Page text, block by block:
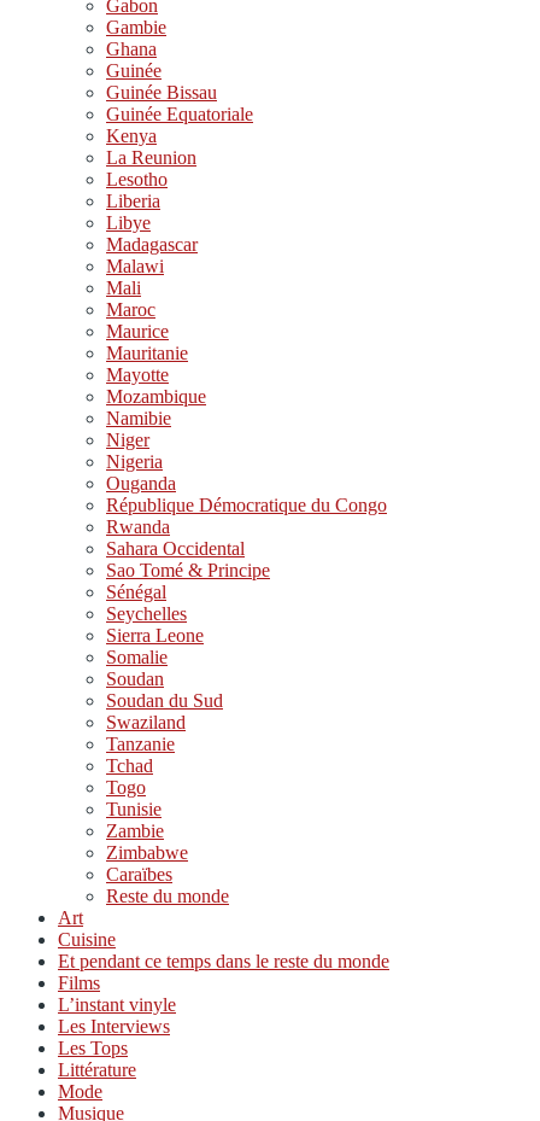
Gabon
Gambie
Ghana
Guinée
Guinée Bissau
Guinée Equatoriale
Kenya
La Reunion
Lesotho
Liberia
Libye
Madagascar
Malawi
Mali
Maroc
Maurice
Mauritanie
Mayotte
Mozambique
Namibie
Niger
Nigeria
Ouganda
République Démocratique du Congo
Rwanda
Sahara Occidental
Sao Tomé & Principe
Sénégal
Seychelles
Sierra Leone
Somalie
Soudan
Soudan du Sud
Swaziland
Tanzanie
Tchad
Togo
Tunisie
Zambie
Zimbabwe
Caraïbes
Reste du monde
Art
Cuisine
Et pendant ce temps dans le reste du monde
Films
L’instant vinyle
Les Interviews
Les Tops
Littérature
Mode
Musique